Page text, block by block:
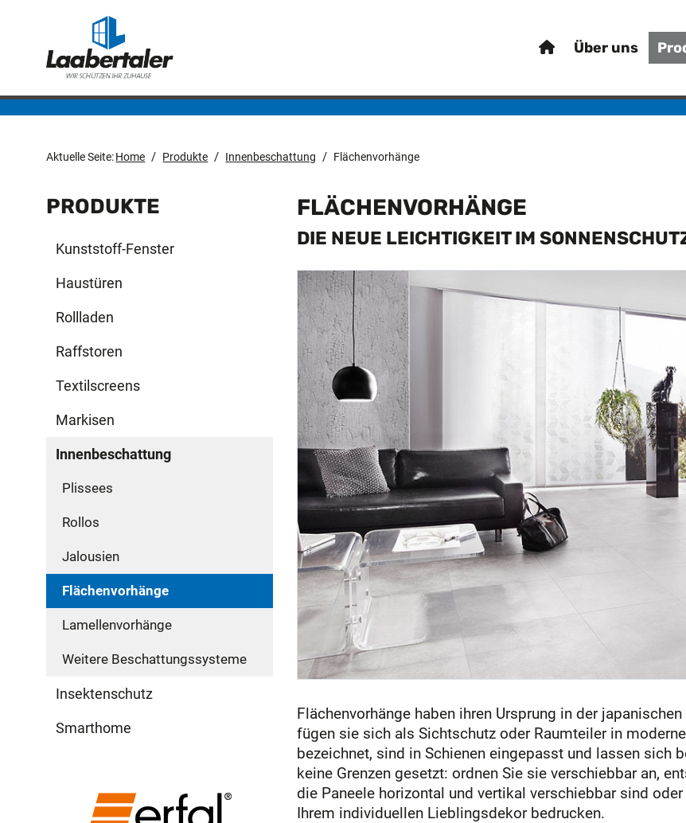
Über uns
Aktuelle Seite:Home / Produkte / Innenbeschattung / Flächenvorhänge
PRODUKTE
Kunststoff-Fenster
Haustüren
Rollladen
Raffstoren
Textilscreens
Markisen
Innenbeschattung
Plissees
Rollos
Jalousien
Flächenvorhänge
Lamellenvorhänge
Weitere Beschattungssysteme
Insektenschutz
Smarthome
FLÄCHENVORHÄNGE
DIE NEUE LEICHTIGKEIT IM
Flächenvorhänge haben ihren Ursprung in der
fügen sie sich als Sichtschutz oder Raumteiler in
bezeichnet, sind in Schienen eingepasst und lassen sich
keine Grenzen gesetzt: ordnen Sie sie verschiebbar an,
die Paneele horizontal und vertikal verschiebbar sind
Ihrem individuellen Lieblingsdekor bedrucken.